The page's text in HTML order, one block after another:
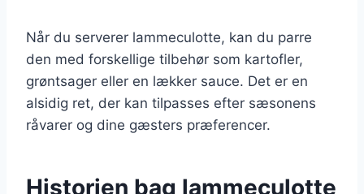
Når du serverer lammeculotte, kan du parre
den med forskellige tilbehør som kartofler,
grøntsager eller en lækker sauce. Det er en
alsidig ret, der kan tilpasses efter sæsonens
råvarer og dine gæsters præferencer.
Historien bag lammeculotte